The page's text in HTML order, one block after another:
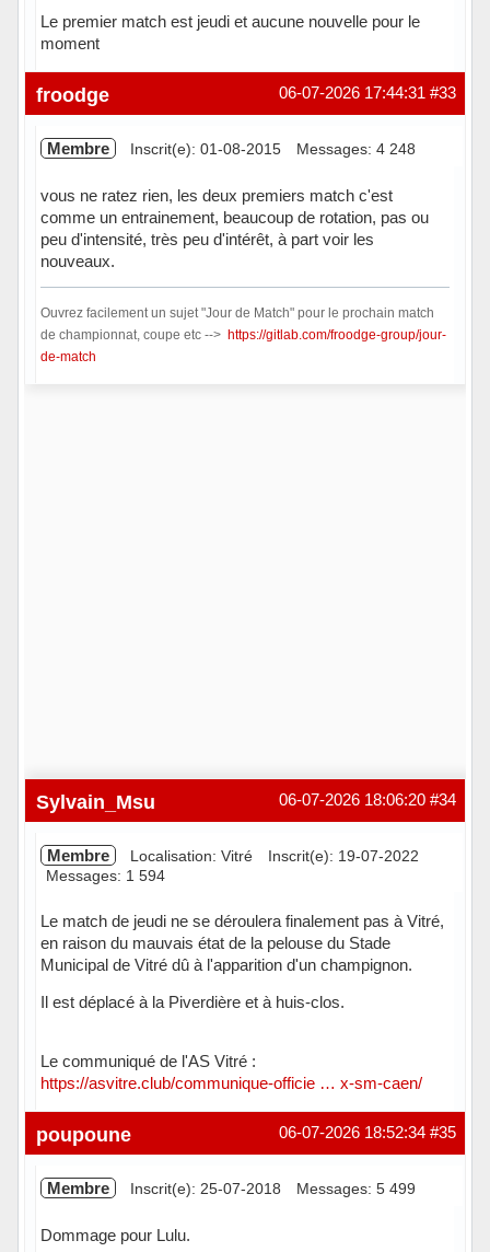
Le premier match est jeudi et aucune nouvelle pour le
moment
Hors ligne #33
06-07-2026 17:44:31
froodge
Membre Inscrit(e): 01-08-2015 Messages: 4 248
vous ne ratez rien, les deux premiers match c'est
comme un entrainement, beaucoup de rotation, pas ou
peu d'intensité, très peu d'intérêt, à part voir les
nouveaux.
Ouvrez facilement un sujet "Jour de Match" pour le prochain match
de championnat, coupe etc --> https://gitlab.com/froodge-group/jour-
de-match
#34
06-07-2026 18:06:20
Sylvain_Msu
Membre Localisation: Vitré
Inscrit(e): 19-07-2022
Messages: 1 594
Le match de jeudi ne se déroulera finalement pas à Vitré,
en raison du mauvais état de la pelouse du Stade
Municipal de Vitré dû à l'apparition d'un champignon.
Il est déplacé à la Piverdière et à huis-clos.
Le communiqué de l'AS Vitré :
https://asvitre.club/communique-officie … x-sm-caen/
En ligne #35
06-07-2026 18:52:34
poupoune
Membre Inscrit(e): 25-07-2018 Messages: 5 499
Dommage pour Lulu.